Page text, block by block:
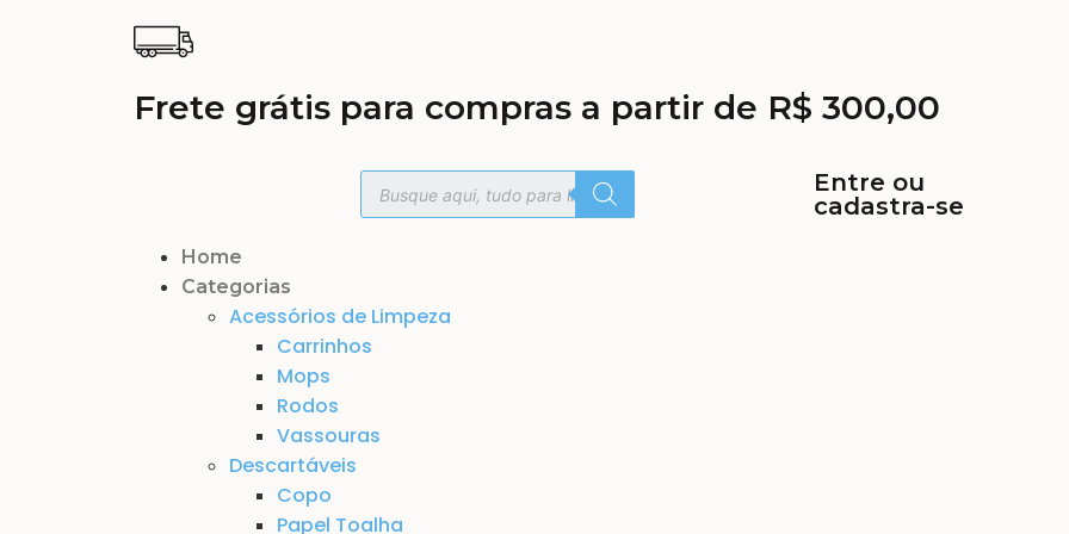
Frete grátis para compras a partir de R$ 300,00
Entre ou
cadastra-se
Home
Categorias
Acessórios de Limpeza
Carrinhos
Mops
Rodos
Vassouras
Descartáveis
Copo
Papel Toalha